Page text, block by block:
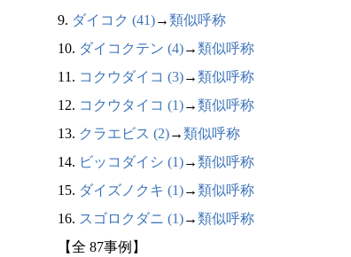
9. ダイコク (41)→類似呼称
10. ダイコクテン (4)→類似呼称
11. コクウダイコ (3)→類似呼称
12. コクウタイコ (1)→類似呼称
13. クラエビス (2)→類似呼称
14. ビッコダイシ (1)→類似呼称
15. ダイズノクキ (1)→類似呼称
16. スゴロクダニ (1)→類似呼称
【全 87事例】